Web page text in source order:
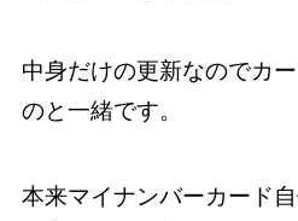
中身だけの更新なのでカ
のと一緒です。
本来マイナンバーカード